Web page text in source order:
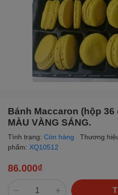
Bánh Maccaron (hộp 36
MÀU VÀNG SÁNG.
Tình trạng: Còn hàng Thương
phẩm: XQ10512
86.000₫